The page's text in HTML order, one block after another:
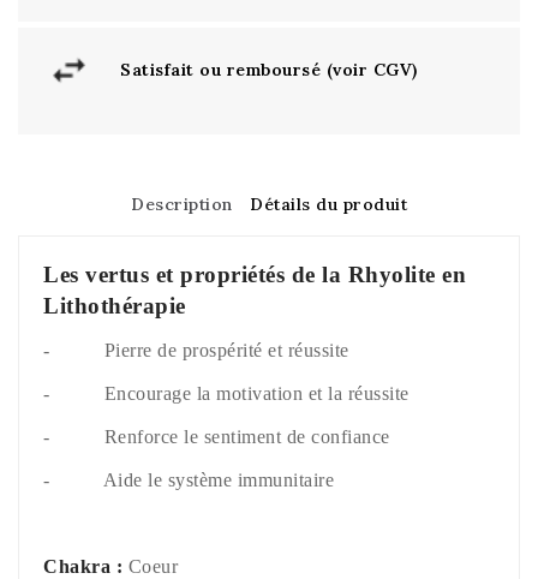
Satisfait ou remboursé (voir CGV)
Description Détails du produit
Les vertus et propriétés de la Rhyolite en
Lithothérapie
- Pierre de prospérité et réussite
- Encourage la motivation et la réussite
- Renforce le sentiment de confiance
- Aide le système immunitaire
Chakra : Coeur